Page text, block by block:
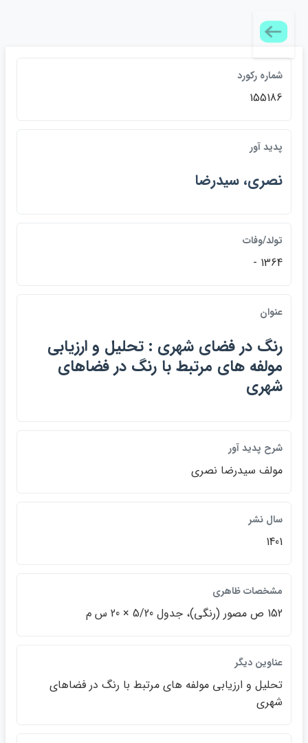
شماره ركورد
155186
پديد آور
نصري، سيدرضا
تولد/وفات
1364 -
عنوان
رنگ در فضاي شهري : تحليل و ارزيابي
مولفه هاي مرتبط با رنگ در فضاهاي
شهري
شرح پديد آور
مولف سيدرضا نصري
سال نشر
1401
مشخصات ظاهري
152 ص مصور (رنگي)، جدول 5/20 × 20 س م
عناوين ديگر
تحليل و ارزيابي مولفه هاي مرتبط با رنگ در فضاهاي
شهري